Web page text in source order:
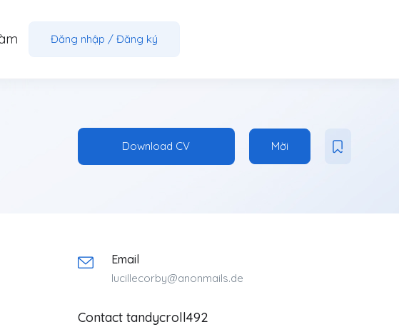
Đăng nhập / Đăng ký
Download CV Mời
Email
lucillecorby@anonmails.de
Contact tandycroll492